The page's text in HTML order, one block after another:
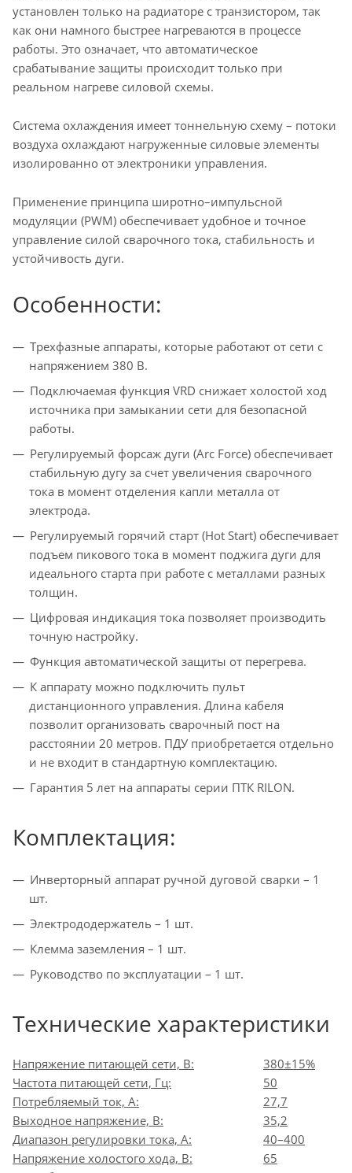
установлен только на радиаторе с транзистором, так
как они намного быстрее нагреваются в процессе
работы. Это означает, что автоматическое
срабатывание защиты происходит только при
реальном нагреве силовой схемы.
Система охлаждения имеет тоннельную схему – потоки
воздуха охлаждают нагруженные силовые элементы
изолированно от электроники управления.
Применение принципа широтно–импульсной
модуляции (PWM) обеспечивает удобное и точное
управление силой сварочного тока, стабильность и
устойчивость дуги.
Особенности:
Трехфазные аппараты, которые работают от сети с
напряжением 380 В.
Подключаемая функция VRD снижает холостой ход
источника при замыкании сети для безопасной
работы.
Регулируемый форсаж дуги (Arc Force) обеспечивает
стабильную дугу за счет увеличения сварочного
тока в момент отделения капли металла от
электрода.
Регулируемый горячий старт (Hot Start) обеспечивает
подъем пикового тока в момент поджига дуги для
идеального старта при работе с металлами разных
толщин.
Цифровая индикация тока позволяет производить
точную настройку.
Функция автоматической защиты от перегрева.
К аппарату можно подключить пульт
дистанционного управления. Длина кабеля
позволит организовать сварочный пост на
расстоянии 20 метров. ПДУ приобретается отдельно
и не входит в стандартную комплектацию.
Гарантия 5 лет на аппараты серии ПТК RILON.
Комплектация:
Инверторный аппарат ручной дуговой сварки – 1
шт.
Электрододержатель – 1 шт.
Клемма заземления – 1 шт.
Руководство по эксплуатации – 1 шт.
Технические характеристики
Напряжение питающей сети, В:
380±15%
Частота питающей сети, Гц:
50
Потребляемый ток, А:
27,7
Выходное напряжение, В:
35,2
Диапазон регулировки тока, А:
40–400
Напряжение холостого хода, В:
65